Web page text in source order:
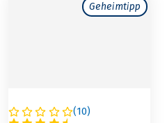
Geheimtipp
(10)
SCHWEDEN